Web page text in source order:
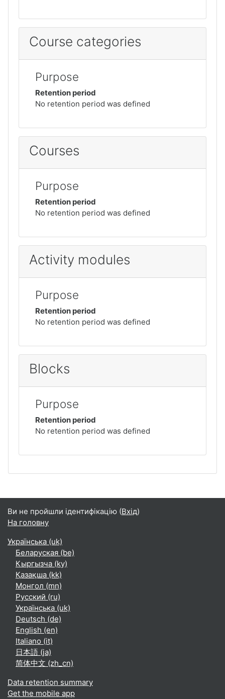
Course categories
Purpose
Retention period
No retention period was defined
Courses
Purpose
Retention period
No retention period was defined
Activity modules
Purpose
Retention period
No retention period was defined
Blocks
Purpose
Retention period
No retention period was defined
Ви не пройшли ідентифікацію (Вхід)
На головну
Українська ‎(uk)‎
Беларуская ‎(be)‎
Кыргызча ‎(ky)‎
Қазақша ‎(kk)‎
Монгол ‎(mn)‎
Русский ‎(ru)‎
Українська ‎(uk)‎
Deutsch ‎(de)‎
English ‎(en)‎
Italiano ‎(it)‎
日本語 ‎(ja)‎
简体中文 ‎(zh_cn)‎
Data retention summary
Get the mobile app